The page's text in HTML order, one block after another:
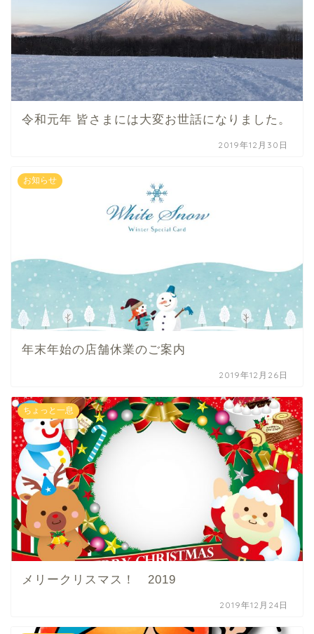
令和元年 皆さまには大変お世話になりました。
2019年12月30日
お知らせ
年末年始の店舗休業のご案内
2019年12月26日
ちょっと一息
メリークリスマス！ 2019
2019年12月24日